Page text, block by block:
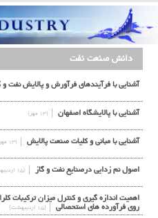
دانش صنعت نفت
آشنایی با فرآیندهای فرآورش و پالایش نفت و
آشنایی با پالایشگاه اصفهان (۱۳ مهر)
آشنایی با مبانی و کلیات صنعت پالایش (۱۳ مهر)
اصول نم زدايي درصنايع نفت و گاز (۱۵ اردیبهشت)
اهميت اندازه گيري و كنترل ميزان تركيبات
روي فرآورده هاي استحصالي
(۱۵ اردیبهشت)